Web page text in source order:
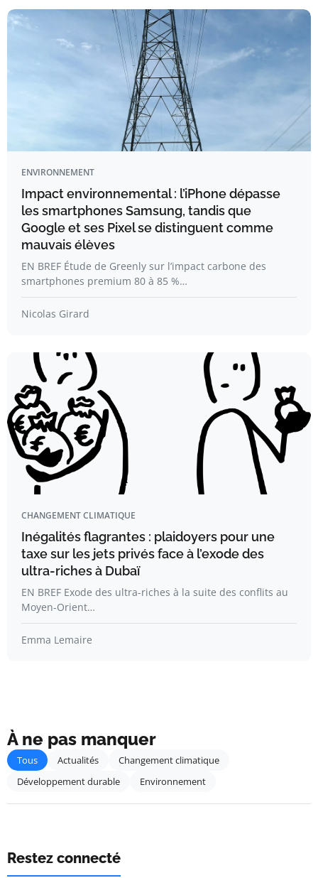
ENVIRONNEMENT
Impact environnemental : l’iPhone dépasse
les smartphones Samsung, tandis que
Google et ses Pixel se distinguent comme
mauvais élèves
EN BREF Étude de Greenly sur l’impact carbone des
smartphones premium 80 à 85 %…
Nicolas Girard
CHANGEMENT CLIMATIQUE
Inégalités flagrantes : plaidoyers pour une
taxe sur les jets privés face à l’exode des
ultra-riches à Dubaï
EN BREF Exode des ultra-riches à la suite des conflits au
Moyen-Orient…
Emma Lemaire
À ne pas manquer
Tous Actualités
Changement climatique
Développement durable
Environnement
Restez connecté